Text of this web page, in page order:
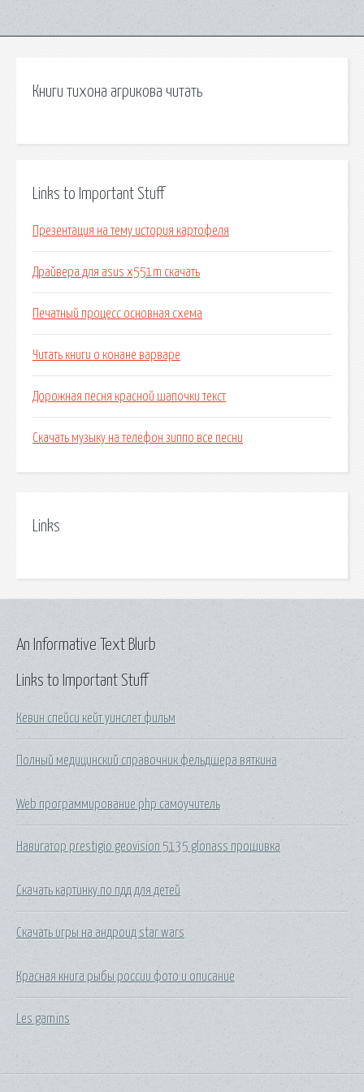
Книги тихона агрикова читать
Links to Important Stuff
Презентация на тему история картофеля
Драйвера для asus x551m скачать
Печатный процесс основная схема
Читать книги о конане варваре
Дорожная песня красной шапочки текст
Скачать музыку на телефон зиппо все песни
Links
Links to Important Stuff
Кевин спейси кейт уинслет фильм
Полный медицинский справочник фельдшера вяткина
Web программирование php самоучитель
Навигатор prestigio geovision 5135 glonass прошивка
Скачать картинку по пдд для детей
Скачать игры на андроид star wars
Красная книга рыбы россии фото и описание
Les gamins
An Informative Text Blurb